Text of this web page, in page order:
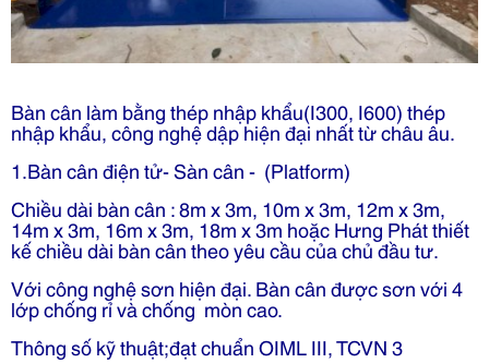
Bàn cân làm bằng thép nhập khẩu(I300, I600) thép
nhập khẩu, công nghệ dập hiện đại nhất từ châu âu.
1.Bàn cân điện tử- Sàn cân- (Platform)
Chiều dài bàn cân : 8m x 3m, 10m x 3m, 12m x 3m,
14m x 3m, 16m x 3m, 18m x 3m hoặc Hưng Phát thiết
kế chiều dài bàn cân theo yêu cầu của chủ đầu tư.
Với công nghệ sơn hiện đại. Bàn cân được sơn với 4
lớp chống rỉ và chống mòn cao.
Thông số kỹ thuật;đạt chuẩn OIML III, TCVN 3